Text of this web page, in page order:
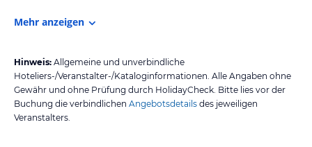
Mehr anzeigen
Hinweis: Allgemeine und unverbindliche
Hoteliers-/Veranstalter-/Kataloginformationen. Alle Angaben ohne
Gewähr und ohne Prüfung durch HolidayCheck. Bitte lies vor der
Buchung die verbindlichen Angebotsdetails des jeweiligen
Veranstalters.